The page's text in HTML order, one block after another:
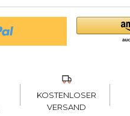
KOSTENLOSER
VERSAND